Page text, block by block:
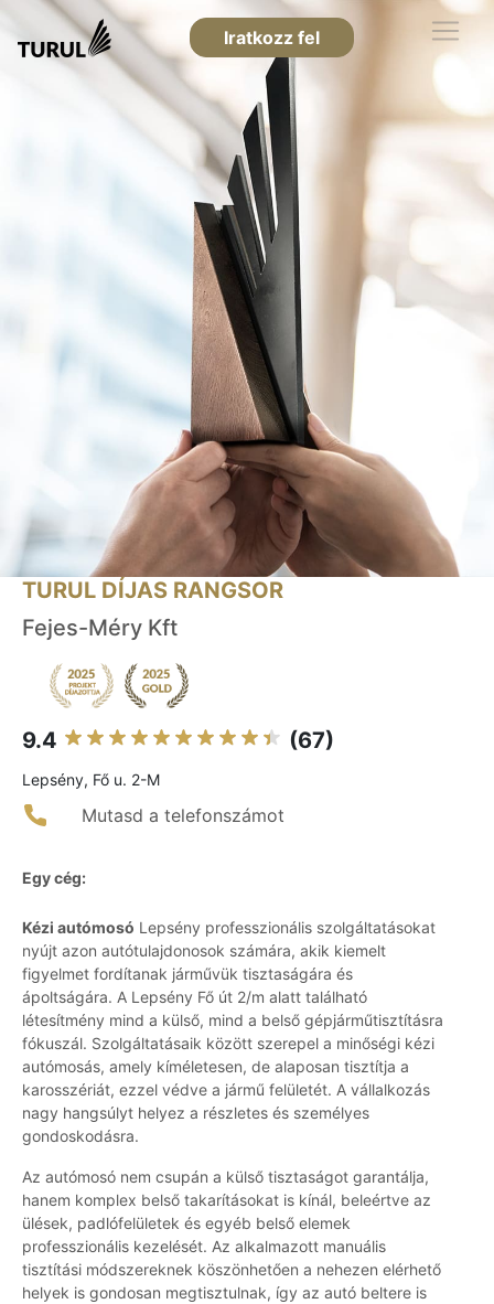
Iratkozz fel
TURUL DÍJAS RANGSOR
Fejes-Méry Kft
9.4 (67)
Lepsény, Fő u. 2-M
Mutasd a telefonszámot
Egy cég:
Kézi autómosó Lepsény professzionális szolgáltatásokat
nyújt azon autótulajdonosok számára, akik kiemelt
figyelmet fordítanak járművük tisztaságára és
ápoltságára. A Lepsény Fő út 2/m alatt található
létesítmény mind a külső, mind a belső gépjárműtisztításra
fókuszál. Szolgáltatásaik között szerepel a minőségi kézi
autómosás, amely kíméletesen, de alaposan tisztítja a
karosszériát, ezzel védve a jármű felületét. A vállalkozás
nagy hangsúlyt helyez a részletes és személyes
gondoskodásra.
Az autómosó nem csupán a külső tisztaságot garantálja,
hanem komplex belső takarításokat is kínál, beleértve az
ülések, padlófelületek és egyéb belső elemek
professzionális kezelését. Az alkalmazott manuális
tisztítási módszereknek köszönhetően a nehezen elérhető
helyek is gondosan megtisztulnak, így az autó beltere is